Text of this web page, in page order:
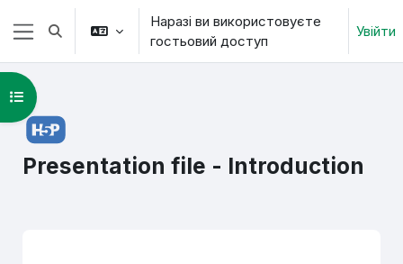
Перейти до головного вмісту
Бокова панель
Переключити введення пошуку
Наразі ви використовуєте
гостьовий доступ
Увійти
Presentation file - Introduction
Відкритий покажчик курсу